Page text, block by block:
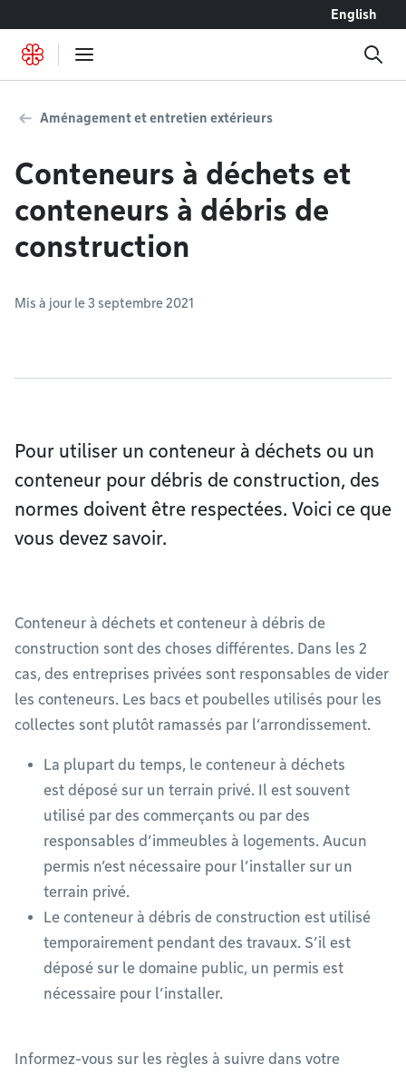
English
Aménagement et entretien extérieurs
Conteneurs à déchets et
conteneurs à débris de
construction
Mis à jour le 3 septembre 2021
Pour utiliser un conteneur à déchets ou un
conteneur pour débris de construction, des
normes doivent être respectées. Voici ce que
vous devez savoir.
Conteneur à déchets et conteneur à débris de
construction sont des choses différentes. Dans les 2
cas, des entreprises privées sont responsables de vider
les conteneurs. Les bacs et poubelles utilisés pour les
collectes sont plutôt ramassés par l’arrondissement.
La plupart du temps, le conteneur à déchets
est déposé sur un terrain privé. Il est souvent
utilisé par des commerçants ou par des
responsables d’immeubles à logements. Aucun
permis n’est nécessaire pour l’installer sur un
terrain privé.
Le conteneur à débris de construction est utilisé
temporairement pendant des travaux. S’il est
déposé sur le domaine public, un permis est
nécessaire pour l’installer.
Informez-vous sur les règles à suivre dans votre